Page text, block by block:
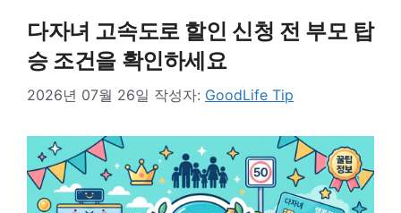
다자녀 고속도로 할인 신청 전 부모 탑
승 조건을 확인하세요
2026년 07월 26일 작성자: GoodLife Tip